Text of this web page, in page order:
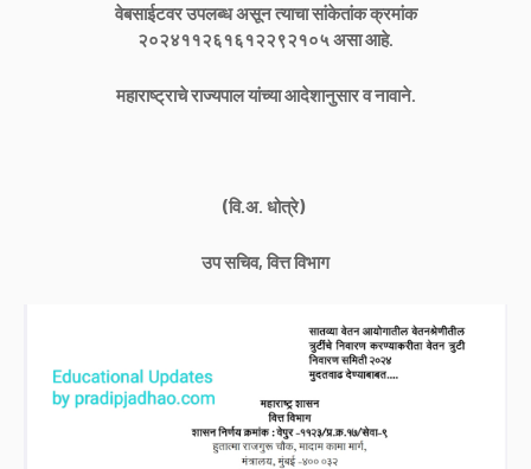
वेबसाईटवर उपलब्ध असून त्याचा सांकेतांक क्रमांक
२०२४११२६१६१२२९२१०५ असा आहे.
महाराष्ट्राचे राज्यपाल यांच्या आदेशानुसार व नावाने.
(वि.अ. धोत्रे)
उप सचिव, वित्त विभाग